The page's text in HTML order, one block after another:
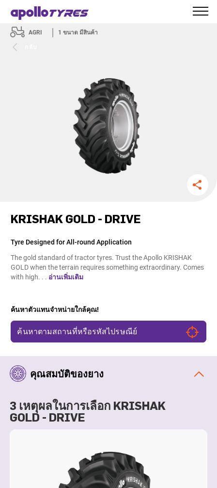
AGRI 1 ขนาด มีสินค้า
KRISHAK GOLD - DRIVE
Tyre Designed for All-round Application
The gold standard of tractor tyres. Trust the Apollo KRISHAK
GOLD when the terrain requires something extraordinary. Comes
with high. . . อ่านเพิ่มเติม
ค้นหาตัวแทนจำหน่ายใกล้คุณ!
คุณสมบัติของยาง
3 เหตุผลในการเลือก KRISHAK
GOLD - DRIVE